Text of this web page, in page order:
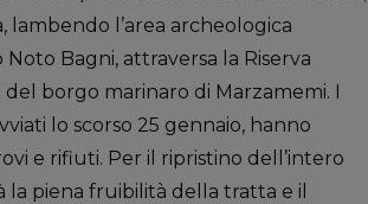
l’area archeologica
Bagni, attraversa la Riserva
borgo marinaro di Marzamemi. I
lo scorso 25 gennaio, hanno
e rifiuti. Per il ripristino dell’intero
la piena fruibilità della tratta e il